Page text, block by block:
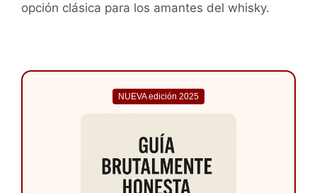
opción clásica para los amantes del whisky.
NUEVA edición 2025